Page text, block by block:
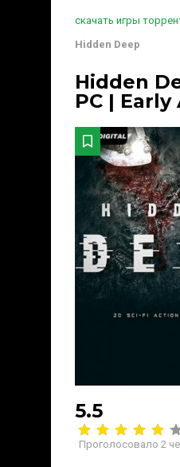
скачать игры
Hidden Deep
Hidden
PC | Early
5.5
Проголосовало 2